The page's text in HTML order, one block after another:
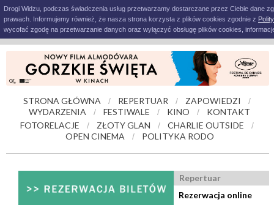
Drogi Widzu, podczas świadczenia usług przetwarzamy dostarczane przez Ciebie dane
prawach. Informujemy również, że nasza strona korzysta z plików cookies zgodnie z
wycofać zgodę na przetwarzanie danych oraz wyłączyć obsługę plików cookies,
STRONA GŁÓWNA / REPERTUAR / ZAPOWIEDZI /
WYDARZENIA / FESTIWALE / KINO /
KONTAKT
FOTORELACJE
/ ZŁOTY GLAN / CHARLIE OUTSIDE /
OPEN CINEMA / POLITYKA RODO
Repertuar
Rezerwacja online